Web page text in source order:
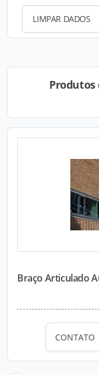
LIMPAR DADOS
Braço Articulado
CONTATO